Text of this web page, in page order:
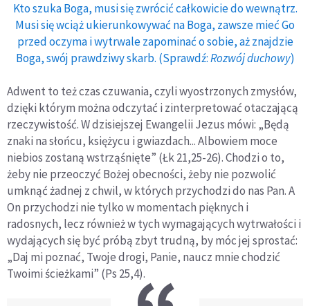
Kto szuka Boga, musi się zwrócić całkowicie do wewnątrz.
Musi się wciąż ukierunkowywać na Boga, zawsze mieć Go
przed oczyma i wytrwale zapominać o sobie, aż znajdzie
Boga, swój prawdziwy skarb. (Sprawdź:Rozwój duchowy)
Adwent to też czas czuwania, czyli wyostrzonych zmysłów,
dzięki którym można odczytać i zinterpretować otaczającą
rzeczywistość. W dzisiejszej Ewangelii Jezus mówi: „Będą
znaki na słońcu, księżycu i gwiazdach... Albowiem moce
niebios zostaną wstrząśnięte” (Łk 21,25-26). Chodzi o to,
żeby nie przeoczyć Bożej obecności, żeby nie pozwolić
umknąć żadnej z chwil, w których przychodzi do nas Pan. A
On przychodzi nie tylko w momentach pięknych i
radosnych, lecz również w tych wymagających wytrwałości i
wydających się być próbą zbyt trudną, by móc jej sprostać:
„Daj mi poznać, Twoje drogi, Panie, naucz mnie chodzić
Twoimi ścieżkami” (Ps 25,4).